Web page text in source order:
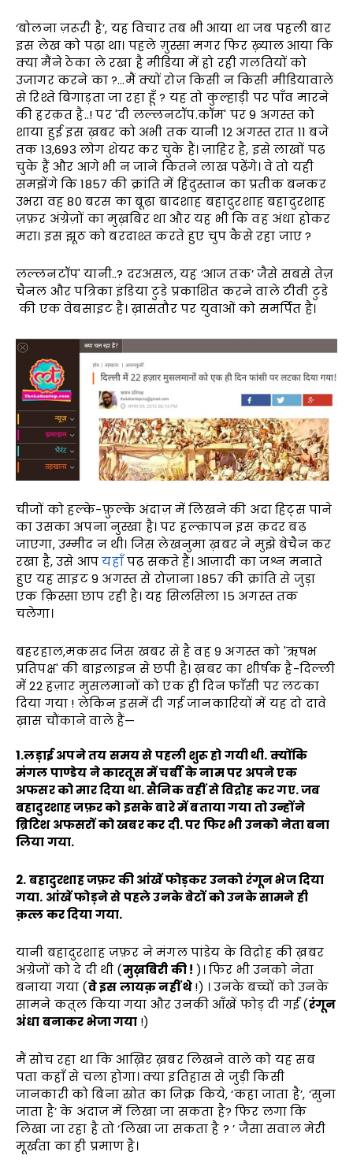
‘बोलना ज़रूरी है’, यह विचार तब भी आया था जब पहली बार
इस लेख को पढ़ा था। पहले ग़ुस्सा मगर फिर ख़्याल आया कि
क्या मैंने ठेका ले रखा है मीडिया में हो रही ग़लतियों को
उजागर करने का ?…मैं क्यों रोज़ किसी न किसी मीडियावाले
से रिश्ते बिगाड़ता जा रहा हूँ ? यह तो कुल्हाड़ी पर पाँव मारने
की हरक़त है..! पर 'दी लल्लनटॉप.कॉम' पर 9 अगस्त को
शाया हुई इस ख़बर को अभी तक यानी 12 अगस्त रात 11 बजे
तक 13,693 लोग शेयर कर चुके हैं। ज़ाहिर है, इसे लाखों पढ़
चुके हैं और आगे भी न जाने कितने लाख पढ़ेंगे। वे तो यही
समझेंगे कि 1857 की क्रांति में हिंदुस्तान का प्रतीक बनकर
उभरा वह 80 बरस का बूढ़ा बादशाह बहादुरशाह बहादुरशाह
ज़फ़र अंग्रेज़ों का मुख़बिर था और यह भी कि वह अंधा होकर
मरा। इस झूठ को बरदाश्त करते हुए चुप कैसे रहा जाए ?
लल्लनटॉप' यानी..? दरअसल, यह ‘आज तक’ जैसे सबसे तेज़
चैनल और पत्रिका इंडिया टुडे प्रकाशित करने वाले टीवी टुडे
की एक वेबसाइट है। ख़ासतौर पर युवाओं को समर्पित है।
चीजों को हल्के-फ़ुल्के अंदाज़ में लिखने की अदा हिट्स पाने
का उसका अपना नुस्खा है। पर हल्क़ापन इस क़दर बढ़
जाएगा, उम्मीद न थी। जिस लेखनुमा ख़बर ने मुझे बेचैन कर
रखा है, उसे आपयहाँपढ़ सकते हैं। आज़ादी का जश्न मनाते
हुए यह साइट 9 अगस्त से रोज़ाना 1857 की क्रांति से जुड़ा
एक क़िस्सा छाप रही है। यह सिलसिला 15 अगस्त तक
चलेगा।
बहरहाल,मक़सद जिस खबर से है वह 9 अगस्त को 'ऋषभ
प्रतिपक्ष' की बाइलाइन से छपी है। ख़बर का शीर्षक है-दिल्ली
में 22 हज़ार मुसलमानों को एक ही दिन फाँसी पर लटका
दिया गया ! लेकिन इसमें दी गई जानकारियों में यह दो दावे
ख़ास चौंकाने वाले हैं—
1.लड़ाई अपने तय समय से पहली शुरू हो गयी थी. क्योंकि
मंगल पाण्डेय ने कारतूस में चर्बी के नाम पर अपने एक
अफसर को मार दिया था. सैनिक वहीं से विद्रोह कर गए. जब
बहादुरशाह जफ़र को इसके बारे में बताया गया तो उन्होंने
ब्रिटिश अफसरों को खबर कर दी. पर फिर भी उनको नेता बना
लिया गया.
2. बहादुरशाह जफ़र की आंखें फोड़कर उनको रंगून भेज दिया
गया. आंखें फोड़ने से पहले उनके बेटों को उनके सामने ही
क़त्ल कर दिया गया.
यानी बहादुरशाह ज़फ़र ने मंगल पांडेय के विद्रोह की ख़बर
अंग्रेजों को दे दी थी (मुख़बिरी की ! )। फिर भी उनको नेता
बनाया गया (वे इस लायक़ नहीं थे!) । उनके बच्चों को उनके
सामने कत़्ल किया गया और उनकी आँखें फोड़ दी गईं (रंगून
अंधा बनाकर भेजा गया !)
मैं सोच रहा था कि आख़िर ख़बर लिखने वाले को यह सब
पता कहाँ से चला होगा। क्या इतिहास से जुड़ी किसी
जानकारी को बिना स्रोत का ज़िक्र किये, ‘कहा जाता है’, ‘सुना
जाता है’ के अंदाज़ में लिखा जा सकता है? फिर लगा कि
लिखा जा रहा है तो ‘लिखा जा सकता है ? ’ जैसा सवाल मेरी
मूर्खता का ही प्रमाण है।